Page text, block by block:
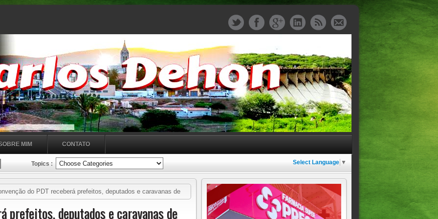
MIM CONTATO
Topics : Select Language ▼
do PDT receberá prefeitos, deputados e caravanas de
prefeitos, deputados e caravanas de